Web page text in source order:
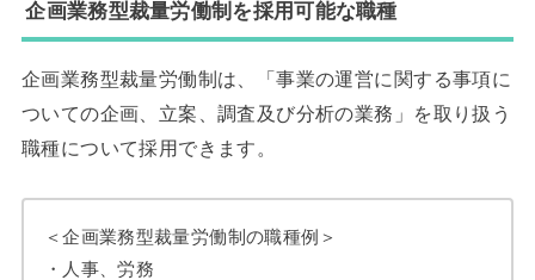
企画業務型裁量労働制を採用可能な職種
企画業務型裁量労働制は、「事業の運営に関する事項に
ついての企画、立案、調査及び分析の業務」を取り扱う
職種について採用できます。
＜企画業務型裁量労働制の職種例＞
・人事、労務